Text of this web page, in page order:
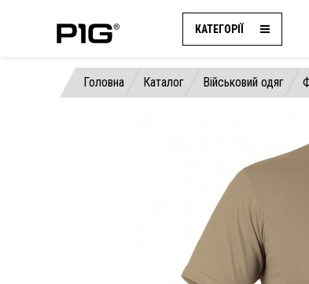
КАТЕГОРІЇ
Головна Каталог Військовий одяг